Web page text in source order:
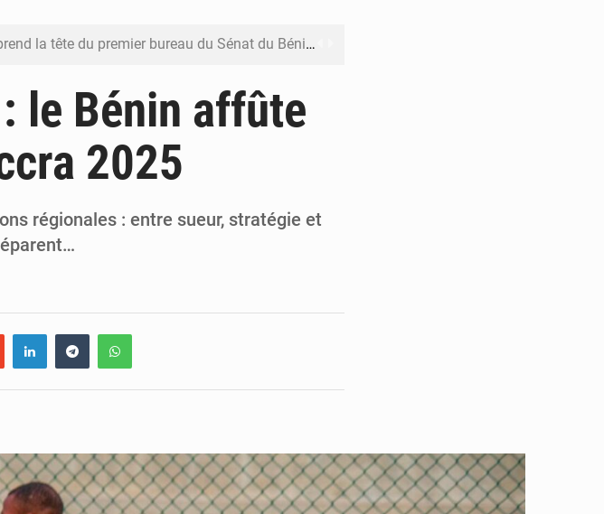
la tête du premier bureau du Sénat du Bénin
scellent un partenariat inédit
La Verdure de Ouèdo fait sa mue pour la rentrée
le Bénin affûte
2025
régionales : entre sueur, stratégie et